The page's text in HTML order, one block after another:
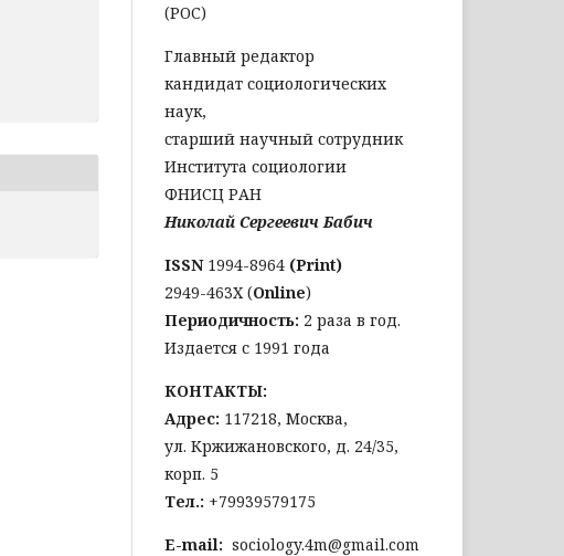
(РОС)
Главный редактор
кандидат социологических
наук,
старший научный сотрудник
Института социологии
ФНИСЦ РАН
Николай Сергеевич Бабич
ISSN 1994-8964 (Print)
2949-463Х (Online)
Периодичность: 2 раза в год.
Издается с 1991 года
КОНТАКТЫ:
Адрес: 117218, Москва,
ул. Кржижановского, д. 24/35,
корп. 5
Тел.: +79939579175
E-mail: sociology.4m@gmail.com